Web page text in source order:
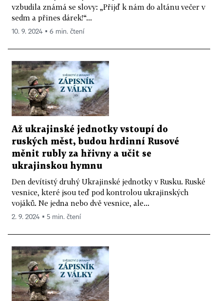
vzbudila známá se slovy: „Přijď k nám do altánu večer v
sedm a přines dárek!“...
10. 9. 2024 ▪ 6 min. čtení
Až ukrajinské jednotky vstoupí do
ruských měst, budou hrdinní Rusové
měnit rubly za hřivny a učit se
ukrajinskou hymnu
Den devítistý druhý Ukrajinské jednotky v Rusku. Ruské
vesnice, které jsou teď pod kontrolou ukrajinských
vojáků. Ne jedna nebo dvě vesnice, ale...
2. 9. 2024 ▪ 5 min. čtení